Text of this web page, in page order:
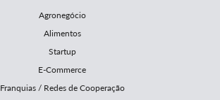
Agronegócio
Alimentos
Startup
E-Commerce
Franquias / Redes de Cooperação